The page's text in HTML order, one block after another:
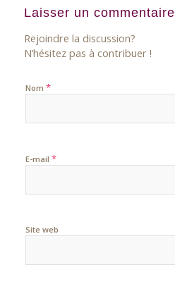
Laisser un commentaire
Rejoindre la discussion?
N’hésitez pas à contribuer !
Nom *
E-mail *
Site web